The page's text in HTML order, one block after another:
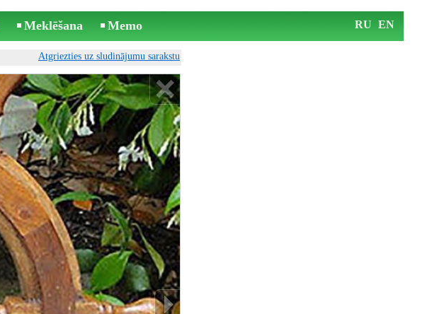
Meklēšana Memo RU EN
Atgriezties uz sludinājumu sarakstu